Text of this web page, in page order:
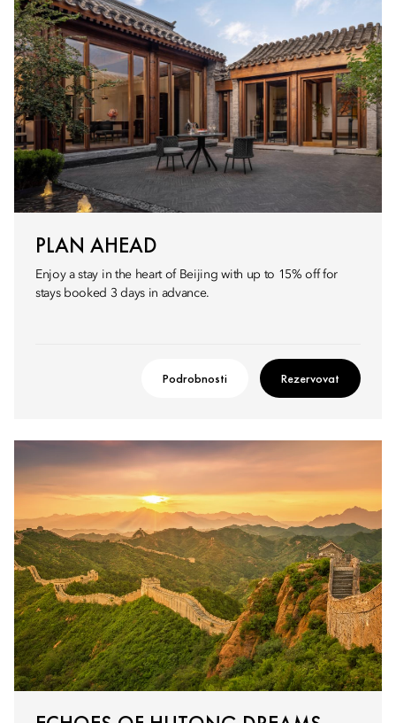
PLAN AHEAD
Enjoy a stay in the heart of Beijing with up to 15% off for
stays booked 3 days in advance.
Podrobnosti Rezervovat